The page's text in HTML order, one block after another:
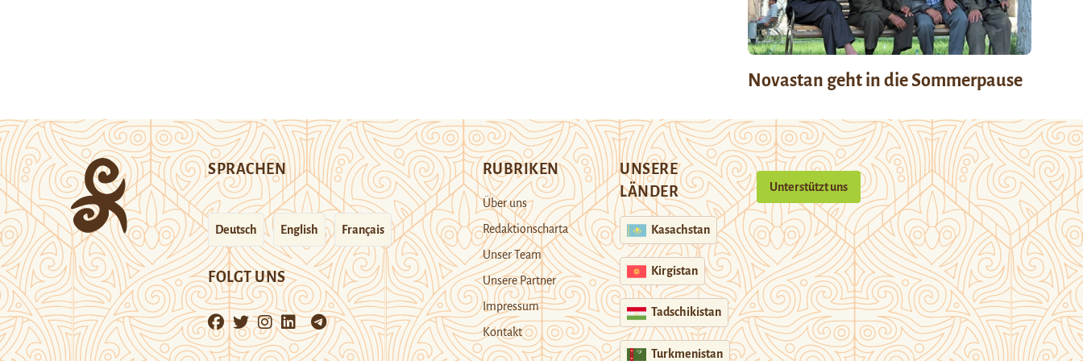
Novastan geht in die Sommerpause
SPRACHEN
Deutsch English Français
FOLGT UNS
RUBRIKEN
Über uns
Redaktionscharta
Unser Team
Unsere Partner
Impressum
Kontakt
UNSERE
LÄNDER
Kasachstan
Kirgistan
Tadschikistan
Turkmenistan
Unterstützt uns